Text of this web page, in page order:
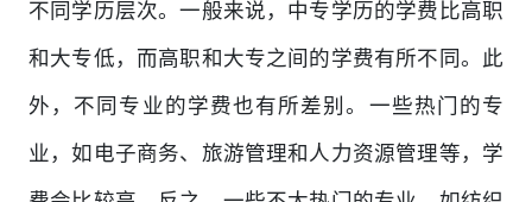
不同学历层次。一般来说，中专学历的学费比高职
和大专低，而高职和大专之间的学费有所不同。此
外，不同专业的学费也有所差别。一些热门的专
业，如电子商务、旅游管理和人力资源管理等，学